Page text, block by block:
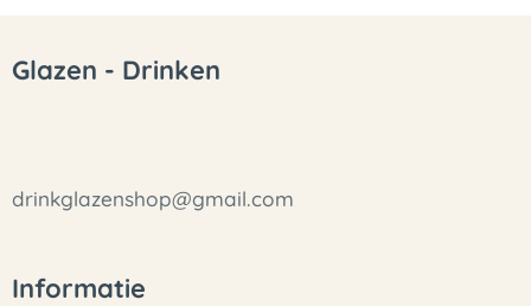
Glazen - Drinken
drinkglazenshop@gmail.com
Informatie